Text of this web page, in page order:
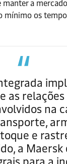
a
mínimo os
as relações
na
e
a